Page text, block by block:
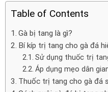
Table of Contents
Gà bị tang là gì?
Bí kíp trị tang cho gà đá
Sử dụng thuốc trị
Áp dụng mẹo dân
Thuốc trị tang cho gà đá